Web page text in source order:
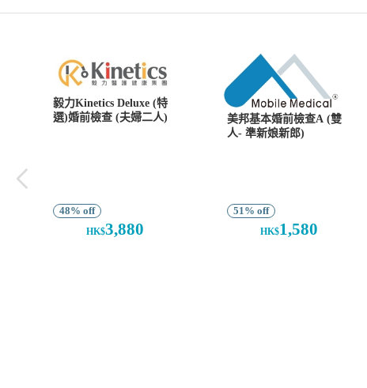
毅力Kinetics Deluxe (特
選)婚前檢查 (夫婦二人)
48% off
HK$3,880
美邦基本婚前檢查A (雙
人- 準新娘新郎)
51% off
HK$1,580